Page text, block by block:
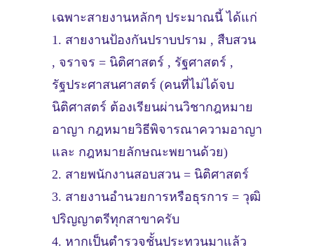
เฉพาะสายงานหลักๆ ประมาณนี้ ได้แก่
1. สายงานป้องกันปราบปราม , สืบสวน
, จราจร = นิติศาสตร์ , รัฐศาสตร์ ,
รัฐประศาสนศาสตร์ (คนที่ไม่ได้จบ
นิติศาสตร์ ต้องเรียนผ่านวิชากฎหมาย
อาญา กฎหมายวิธีพิจารณาความอาญา
และ กฎหมายลักษณะพยานด้วย)
2. สายพนักงานสอบสวน = นิติศาสตร์
3. สายงานอำนวยการหรือธุรการ = วุฒิ
ปริญญาตรีทุกสาขาครับ
4. หากเป็นตำรวจชั้นประทวนมาแล้ว